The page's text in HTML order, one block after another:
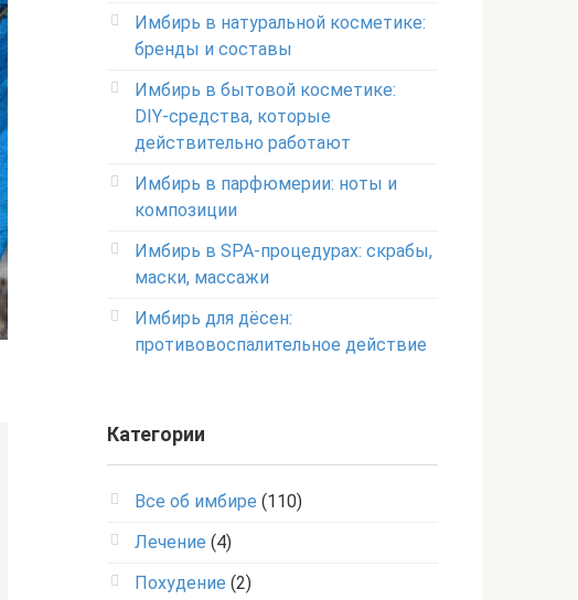
Имбирь в натуральной косметике:
бренды и составы
Имбирь в бытовой косметике:
DIY‑средства, которые
действительно работают
Имбирь в парфюмерии: ноты и
композиции
Имбирь в SPA‑процедурах: скрабы,
маски, массажи
Имбирь для дёсен:
противовоспалительное действие
Категории
Все об имбире (110)
Лечение (4)
Похудение (2)